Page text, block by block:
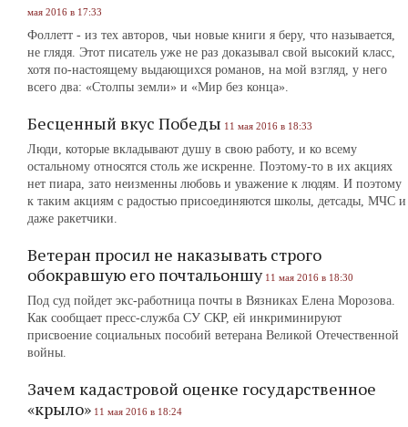
мая 2016 в 17:33
Фоллетт - из тех авторов, чьи новые книги я беру, что называется,
не глядя. Этот писатель уже не раз доказывал свой высокий класс,
хотя по-настоящему выдающихся романов, на мой взгляд, у него
всего два: «Столпы земли» и «Мир без конца».
Бесценный вкус Победы 11 мая 2016 в 18:33
Люди, которые вкладывают душу в свою работу, и ко всему
остальному относятся столь же искренне. Поэтому-то в их акциях
нет пиара, зато неизменны любовь и уважение к людям. И поэтому
к таким акциям с радостью присоединяются школы, детсады, МЧС и
даже ракетчики.
Ветеран просил не наказывать строго
обокравшую его почтальоншу 11 мая 2016 в 18:30
Под суд пойдет экс-работница почты в Вязниках Елена Морозова.
Как сообщает пресс-служба СУ СКР, ей инкриминируют
присвоение социальных пособий ветерана Великой Отечественной
войны.
Зачем кадастровой оценке государственное
«крыло» 11 мая 2016 в 18:24